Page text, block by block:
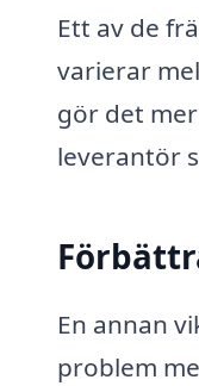
Ett av de
varierar
gör det
leverantör
En annan
problem